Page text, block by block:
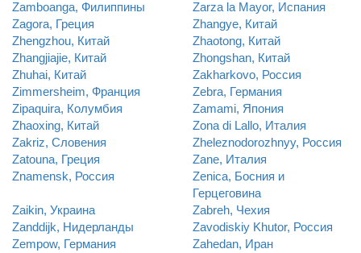
Zamboanga, Филиппины
Zarza la Mayor, Испания
Zagora, Греция
Zhangye, Китай
Zhengzhou, Китай
Zhaotong, Китай
Zhangjiajie, Китай
Zhongshan, Китай
Zhuhai, Китай
Zakharkovo, Россия
Zimmersheim, Франция
Zebra, Германия
Zipaquira, Колумбия
Zamami, Япония
Zhaoxing, Китай
Zona di Lallo, Италия
Zakriz, Словения
Zheleznodorozhnyy, Россия
Zatouna, Греция
Zane, Италия
Znamensk, Россия
Zenica, Босния и
Герцеговина
Zaikin, Украина
Zabreh, Чехия
Zanddijk, Нидерланды
Zavodiskiy Khutor, Россия
Zempow, Германия
Zahedan, Иран